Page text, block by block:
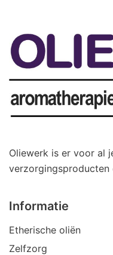
Oliewerk is er voor al
verzorgingsproducten
Informatie
Etherische oliën
Zelfzorg